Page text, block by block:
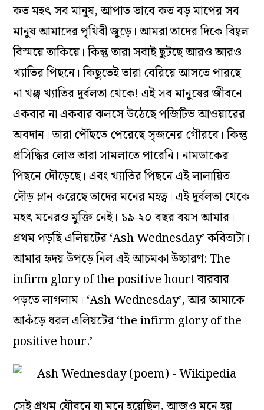
কত মহৎ সব মানুষ, আপাত ভাবে কত বড় মাপের সব
মানুষ আমাদের পৃথিবী জুড়ে। আমরা তাদের দিকে বিহ্বল
বিস্ময়ে তাকিয়ে। কিন্তু তারা সবাই ছুটছে আরও আরও
খ্যাতির পিছনে। কিছুতেই তারা বেরিয়ে আসতে পারছে
না খঞ্জ খ্যাতির দুর্বলতা থেকে! এই সব মানুষের জীবনে
একবার না একবার ঝলসে উঠেছে পজিটিভ আওয়ারের
অবদান। তারা পৌঁছতে পেরেছে সৃজনের গৌরবে। কিন্তু
প্রসিদ্ধির লোভ তারা সামলাতে পারেনি। নামডাকের
পিছনে দৌড়েছে। এবং খ্যাতির পিছনে এই লালায়িত
দৌড় ম্লান করেছে তাদের মনের মহত্ব। এই দুর্বলতা থেকে
মহৎ মনেরও মুক্তি নেই। ১৯-২০ বছর বয়স আমার।
প্রথম পড়ছি এলিয়টের ‘Ash Wednesday’ কবিতাটা।
আমার হৃদয় উপড়ে নিল এই আচমকা উচ্চারণ: The
infirm glory of the positive hour! বারবার
পড়তে লাগলাম। ‘Ash Wednesday’, আর আমাকে
আকঁড়ে ধরল এলিয়টের ‘the infirm glory of the
positive hour.’